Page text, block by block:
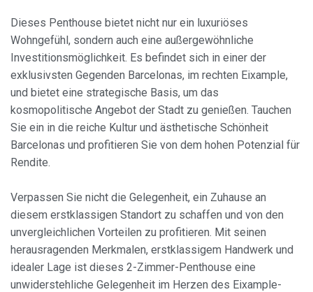
Dieses Penthouse bietet nicht nur ein luxuriöses
Wohngefühl, sondern auch eine außergewöhnliche
Investitionsmöglichkeit. Es befindet sich in einer der
exklusivsten Gegenden Barcelonas, im rechten Eixample,
und bietet eine strategische Basis, um das
kosmopolitische Angebot der Stadt zu genießen. Tauchen
Sie ein in die reiche Kultur und ästhetische Schönheit
Barcelonas und profitieren Sie von dem hohen Potenzial für
Rendite.
Verpassen Sie nicht die Gelegenheit, ein Zuhause an
diesem erstklassigen Standort zu schaffen und von den
unvergleichlichen Vorteilen zu profitieren. Mit seinen
herausragenden Merkmalen, erstklassigem Handwerk und
idealer Lage ist dieses 2-Zimmer-Penthouse eine
unwiderstehliche Gelegenheit im Herzen des Eixample-
Diese Website verwendet eigene Cookies, um
Informationen zu sammeln, um unsere Dienste zu
verbessern. Wenn Sie weiter surfen, akzeptieren Sie deren
Installation. Der Benutzer hat die Möglichkeit, seinen
Browser zu konfigurieren und auf Wunsch zu verhindern,
dass er auf seiner Festplatte installiert wird, obwohl er
bedenken muss, dass dies zu Schwierigkeiten beim
Navigieren auf der Website führen kann.
Analytik und Anpassung
Sie ermöglichen die Beobachtung und Analyse des
verwendet, um die Aktivität des Webs zu messen, um
Benutzernavigationsprofile zu erstellen, um basierend auf
der Analyse der Nutzungsdaten der Benutzer des Dienstes
Verbesserungen einzuführen. Sie ermöglichen es uns, die
Präferenzinformationen des Benutzers zu speichern, um
die Qualität unserer Dienstleistungen zu verbessern und
durch empfohlene Produkte ein besseres Erlebnis zu
bieten.